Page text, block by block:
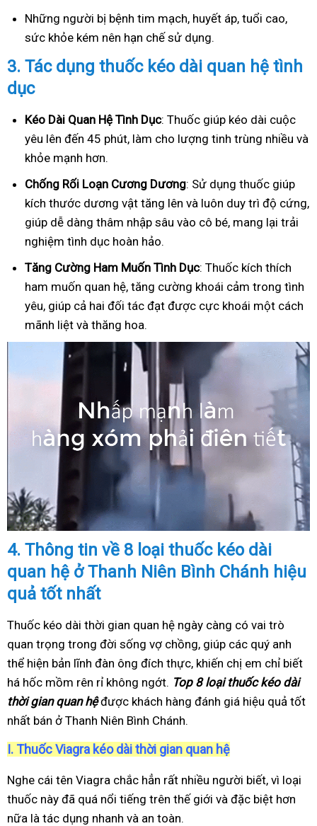
Những người bị bệnh tim mạch, huyết áp, tuổi cao,
sức khỏe kém nên hạn chế sử dụng.
3. Tác dụng thuốc kéo dài quan hệ tình
dục
Kéo Dài Quan Hệ Tình Dục: Thuốc giúp kéo dài cuộc
yêu lên đến 45 phút, làm cho lượng tinh trùng nhiều và
khỏe mạnh hơn.
Chống Rối Loạn Cương Dương: Sử dụng thuốc giúp
kích thước dương vật tăng lên và luôn duy trì độ cứng,
giúp dễ dàng thâm nhập sâu vào cô bé, mang lại trải
nghiệm tình dục hoàn hảo.
Tăng Cường Ham Muốn Tình Dục: Thuốc kích thích
ham muốn quan hệ, tăng cường khoái cảm trong tình
yêu, giúp cả hai đối tác đạt được cực khoái một cách
mãnh liệt và thăng hoa.
4. Thông tin về 8 loại thuốc kéo dài
quan hệ ở Thanh Niên Bình Chánh hiệu
quả tốt nhất
Thuốc kéo dài thời gian quan hệ ngày càng có vai trò
quan trọng trong đời sống vợ chồng, giúp các quý anh
thể hiện bản lĩnh đàn ông đích thực, khiến chị em chỉ biết
há hốc mồm rên rỉ không ngớt. Top 8 loại thuốc kéo dài
thời gian quan hệđược khách hàng đánh giá hiệu quả tốt
nhất bán ở Thanh Niên Bình Chánh.
I. Thuốc Viagra kéo dài thời gian quan hệ
Nghe cái tên Viagra chắc hẳn rất nhiều người biết, vì loại
thuốc này đã quá nổi tiếng trên thế giới và đặc biệt hơn
nữa là tác dụng nhanh và an toàn.